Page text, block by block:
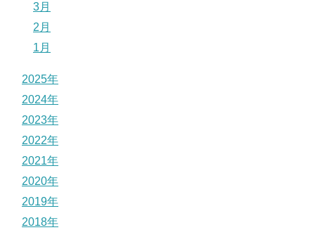
3月
2月
1月
2025年
2024年
2023年
2022年
2021年
2020年
2019年
2018年